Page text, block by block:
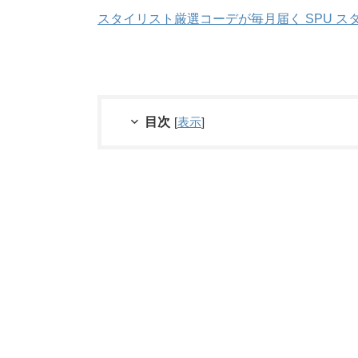
スタイリスト厳選コーデが毎月届く SPU ス
目次 [表示]